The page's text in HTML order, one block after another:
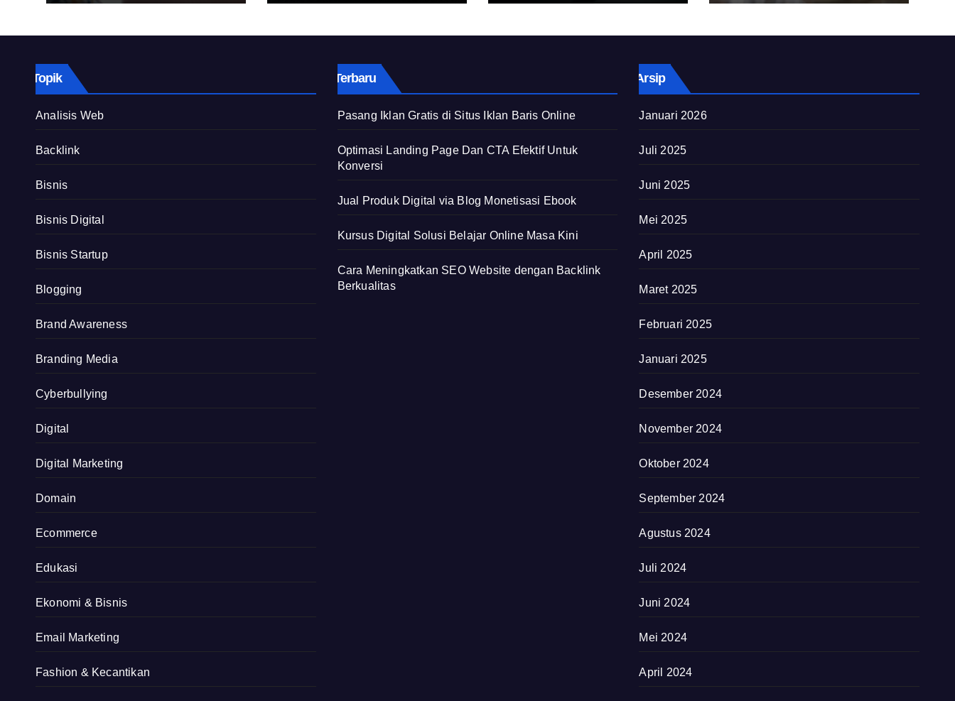
Topik
Analisis Web
Backlink
Bisnis
Bisnis Digital
Bisnis Startup
Blogging
Brand Awareness
Branding Media
Cyberbullying
Digital
Digital Marketing
Domain
Ecommerce
Edukasi
Ekonomi & Bisnis
Email Marketing
Fashion & Kecantikan
Terbaru
Pasang Iklan Gratis di Situs Iklan Baris Online
Optimasi Landing Page Dan CTA Efektif Untuk
Konversi
Jual Produk Digital via Blog Monetisasi Ebook
Kursus Digital Solusi Belajar Online Masa Kini
Cara Meningkatkan SEO Website dengan Backlink
Berkualitas
Arsip
Januari 2026
Juli 2025
Juni 2025
Mei 2025
April 2025
Maret 2025
Februari 2025
Januari 2025
Desember 2024
November 2024
Oktober 2024
September 2024
Agustus 2024
Juli 2024
Juni 2024
Mei 2024
April 2024